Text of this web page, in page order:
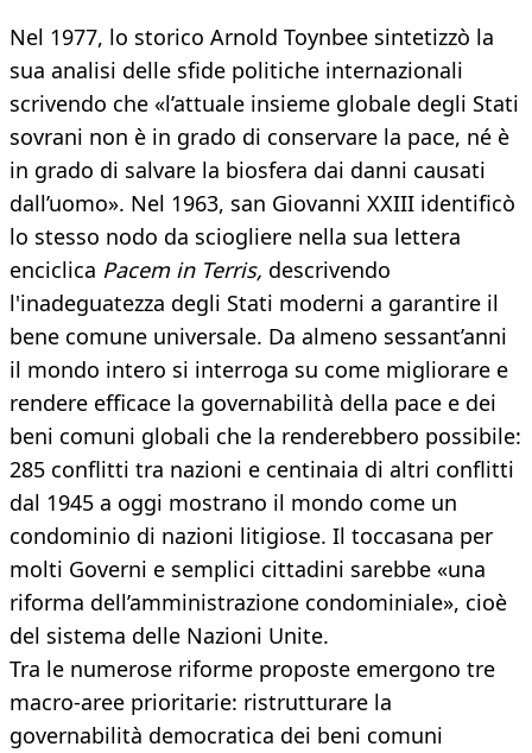
Nel 1977, lo storico Arnold Toynbee sintetizzò la
sua analisi delle sfide politiche internazionali
scrivendo che «l’attuale insieme globale degli Stati
sovrani non è in grado di conservare la pace, né è
in grado di salvare la biosfera dai danni causati
dall’uomo». Nel 1963, san Giovanni XXIII identificò
lo stesso nodo da sciogliere nella sua lettera
enciclica Pacem in Terris, descrivendo
l'inadeguatezza degli Stati moderni a garantire il
bene comune universale. Da almeno sessant’anni
il mondo intero si interroga su come migliorare e
rendere efficace la governabilità della pace e dei
beni comuni globali che la renderebbero possibile:
285 conflitti tra nazioni e centinaia di altri conflitti
dal 1945 a oggi mostrano il mondo come un
condominio di nazioni litigiose. Il toccasana per
molti Governi e semplici cittadini sarebbe «una
riforma dell’amministrazione condominiale», cioè
del sistema delle Nazioni Unite.
Tra le numerose riforme proposte emergono tre
macro-aree prioritarie: ristrutturare la
governabilità democratica dei beni comuni